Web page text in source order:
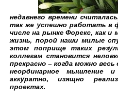
недавнего времени
так же успешно работать в
числе на рынке Форекс, как и
жизнь, порой наши милые
этом поприще таких
коллегам становится
прекрасно – когда можно
неординарное мышление
аккуратно, изящно
проектах.